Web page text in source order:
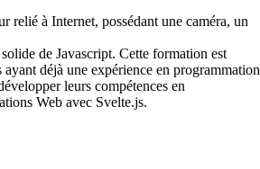
relié à Internet, possédant une caméra, un
de Javascript. Cette formation est
ayant déjà une expérience en programmation
leurs compétences en
Web avec Svelte.js.